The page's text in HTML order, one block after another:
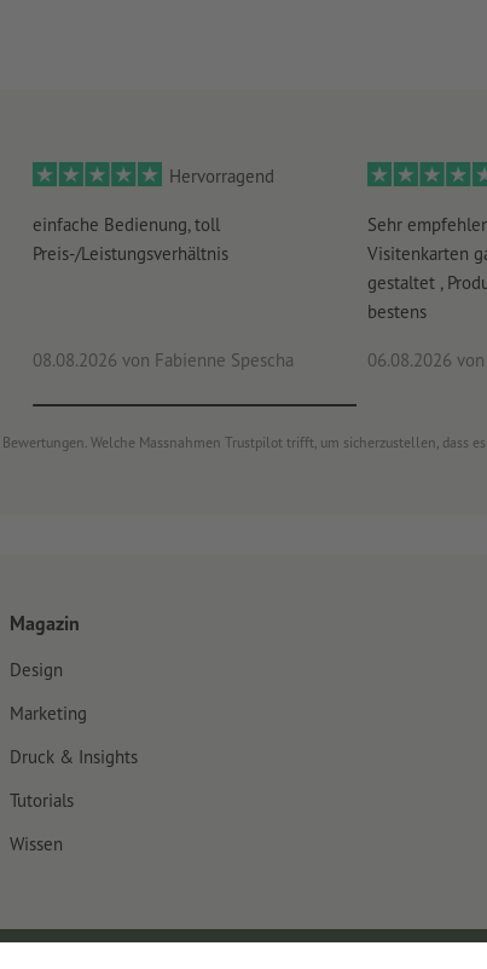
Hervorragend
einfache Bedienung, toll
Preis-/Leistungsverhältnis
08.08.2026 von Fabienne Spescha
Sehr
Visitenkarten
gestaltet ,
bestens
06.08.2026
Welche Massnahmen Trustpilot trifft, um sicherzustellen, dass
Magazin
Design
Marketing
Druck & Insights
Tutorials
Wissen